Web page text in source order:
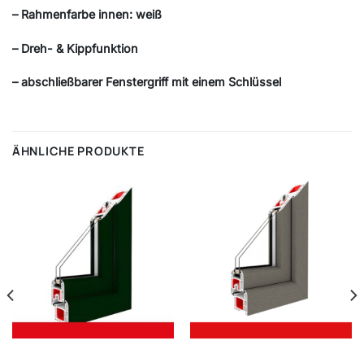
– Rahmenfarbe innen: weiß
– Dreh- & Kippfunktion
– abschließbarer Fenstergriff mit einem Schlüssel
ÄHNLICHE PRODUKTE